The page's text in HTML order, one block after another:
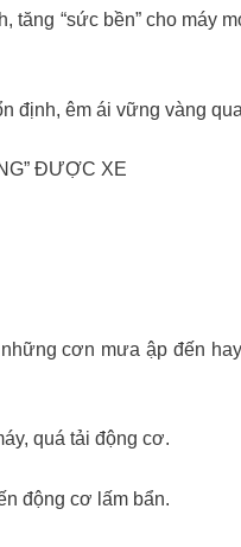
tăng “sức bền” cho máy
định, êm ái vững vàng
ĐƯỢC XE
cơn mưa ập đến
quá tải động cơ.
động cơ lấm bẩn.